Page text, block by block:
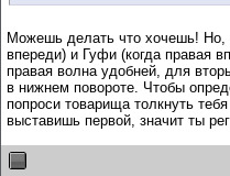
Можешь делать что хочешь! Но,
впереди) и Гуфи (когда правая
правая волна удобней, для
в нижнем повороте. Чтобы
попроси товарища толкнуть
выставишь первой, значит ты